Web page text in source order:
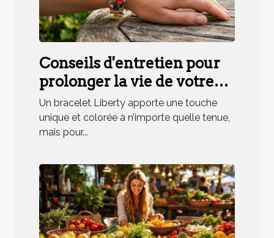
Conseils d'entretien pour
prolonger la vie de votre
bracelet Liberty
Un bracelet Liberty apporte une touche
unique et colorée à n’importe quelle tenue,
mais pour...